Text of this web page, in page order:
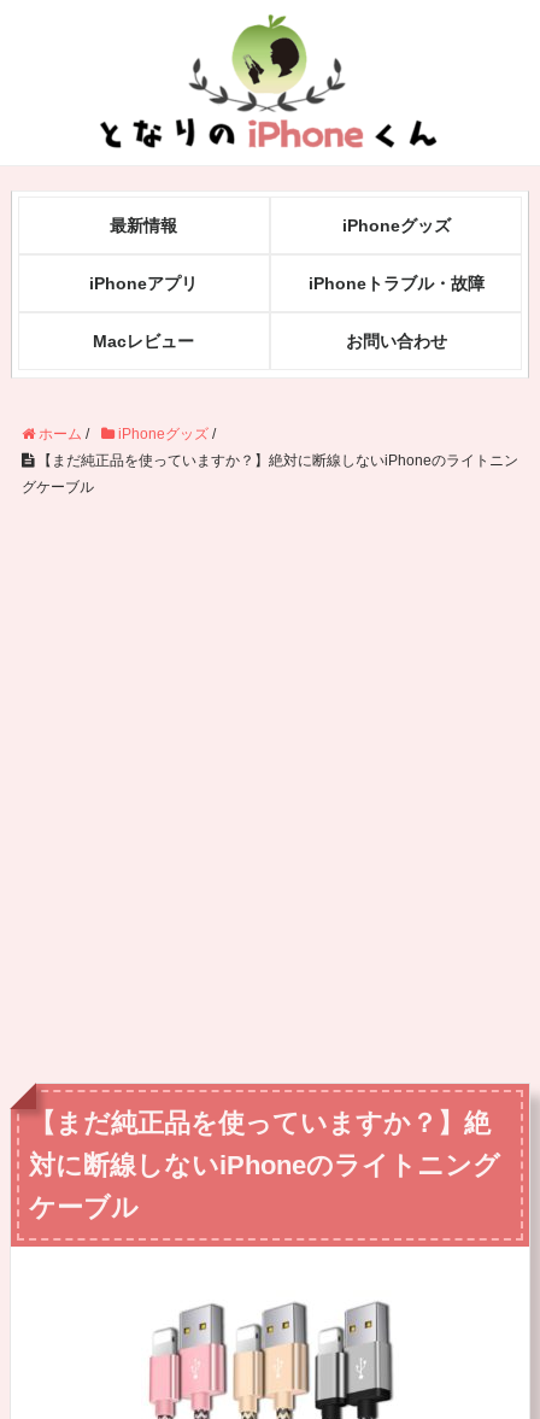
最新情報 iPhoneグッズ
iPhoneアプリ iPhoneトラブル・故障
Macレビュー お問い合わせ
ホーム / iPhoneグッズ /
【まだ純正品を使っていますか？】絶対に断線しないiPhoneのライトニン
グケーブル
【まだ純正品を使っていますか？】絶
対に断線しないiPhoneのライトニング
ケーブル